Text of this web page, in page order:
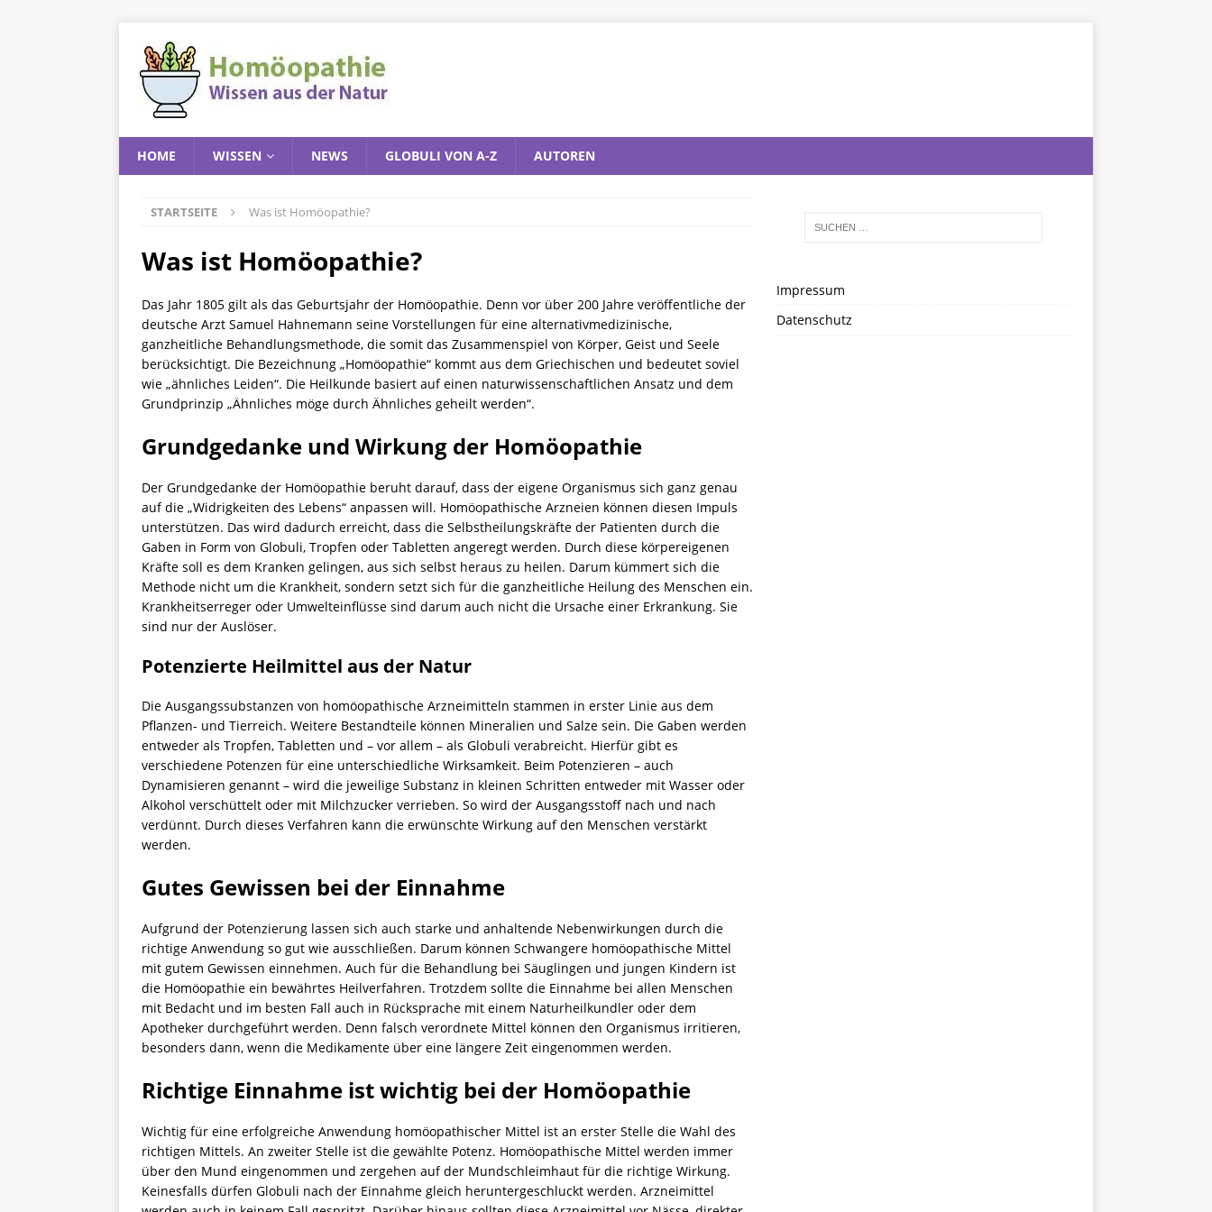
HOME WISSEN NEWS GLOBULI VON A-Z AUTOREN
STARTSEITE Was ist Homöopathie?
Was ist Homöopathie?
Das Jahr 1805 gilt als das Geburtsjahr der Homöopathie. Denn vor über 200 Jahre veröffentliche der
deutsche Arzt Samuel Hahnemann seine Vorstellungen für eine alternativmedizinische,
ganzheitliche Behandlungsmethode, die somit das Zusammenspiel von Körper, Geist und Seele
berücksichtigt. Die Bezeichnung „Homöopathie“ kommt aus dem Griechischen und bedeutet soviel
wie „ähnliches Leiden“. Die Heilkunde basiert auf einen naturwissenschaftlichen Ansatz und dem
Grundprinzip „Ähnliches möge durch Ähnliches geheilt werden“.
Grundgedanke und Wirkung der Homöopathie
Der Grundgedanke der Homöopathie beruht darauf, dass der eigene Organismus sich ganz genau
auf die „Widrigkeiten des Lebens“ anpassen will. Homöopathische Arzneien können diesen Impuls
unterstützen. Das wird dadurch erreicht, dass die Selbstheilungskräfte der Patienten durch die
Gaben in Form von Globuli, Tropfen oder Tabletten angeregt werden. Durch diese körpereigenen
Kräfte soll es dem Kranken gelingen, aus sich selbst heraus zu heilen. Darum kümmert sich die
Methode nicht um die Krankheit, sondern setzt sich für die ganzheitliche Heilung des Menschen ein.
Krankheitserreger oder Umwelteinflüsse sind darum auch nicht die Ursache einer Erkrankung. Sie
sind nur der Auslöser.
Potenzierte Heilmittel aus der Natur
Die Ausgangssubstanzen von homöopathische Arzneimitteln stammen in erster Linie aus dem
Pflanzen- und Tierreich. Weitere Bestandteile können Mineralien und Salze sein. Die Gaben werden
entweder als Tropfen, Tabletten und – vor allem – als Globuli verabreicht. Hierfür gibt es
verschiedene Potenzen für eine unterschiedliche Wirksamkeit. Beim Potenzieren – auch
Dynamisieren genannt – wird die jeweilige Substanz in kleinen Schritten entweder mit Wasser oder
Alkohol verschüttelt oder mit Milchzucker verrieben. So wird der Ausgangsstoff nach und nach
verdünnt. Durch dieses Verfahren kann die erwünschte Wirkung auf den Menschen verstärkt
werden.
Gutes Gewissen bei der Einnahme
Aufgrund der Potenzierung lassen sich auch starke und anhaltende Nebenwirkungen durch die
richtige Anwendung so gut wie ausschließen. Darum können Schwangere homöopathische Mittel
mit gutem Gewissen einnehmen. Auch für die Behandlung bei Säuglingen und jungen Kindern ist
die Homöopathie ein bewährtes Heilverfahren. Trotzdem sollte die Einnahme bei allen Menschen
mit Bedacht und im besten Fall auch in Rücksprache mit einem Naturheilkundler oder dem
Apotheker durchgeführt werden. Denn falsch verordnete Mittel können den Organismus irritieren,
besonders dann, wenn die Medikamente über eine längere Zeit eingenommen werden.
Richtige Einnahme ist wichtig bei der Homöopathie
Wichtig für eine erfolgreiche Anwendung homöopathischer Mittel ist an erster Stelle die Wahl des
richtigen Mittels. An zweiter Stelle ist die gewählte Potenz. Homöopathische Mittel werden immer
über den Mund eingenommen und zergehen auf der Mundschleimhaut für die richtige Wirkung.
Keinesfalls dürfen Globuli nach der Einnahme gleich heruntergeschluckt werden. Arzneimittel
Impressum
Datenschutz